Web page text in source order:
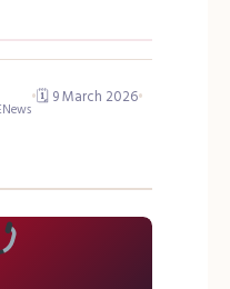
•🗓 9 March 2026•